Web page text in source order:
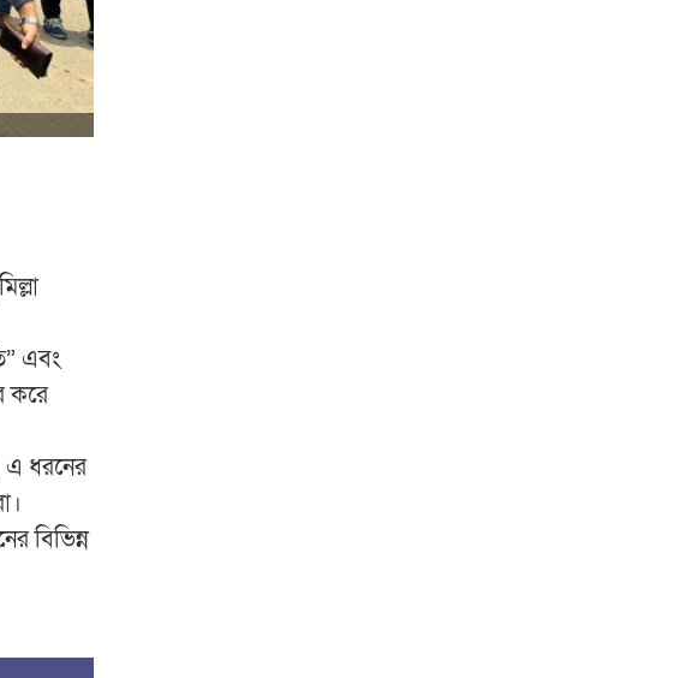
এবং
করে
এ ধরনের
বিভিন্ন